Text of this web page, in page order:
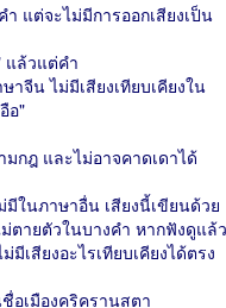
แต่จะไม่มีการออกเสียงเป็น
แล้วแต่คำ
าจีน ไม่มีเสียงเทียบเคียงใน
อ"
กฎ และไม่อาจคาดเดาได้
มีในภาษาอื่น เสียงนี้เขียนด้วย
ตายตัวในบางคำ หากฟังดูแล้ว
เสียงอะไรเทียบเคียงได้ตรง
อเมืองคริครานสตา